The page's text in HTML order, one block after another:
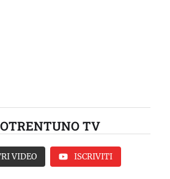
TV
VIDEO ISCRIVITI